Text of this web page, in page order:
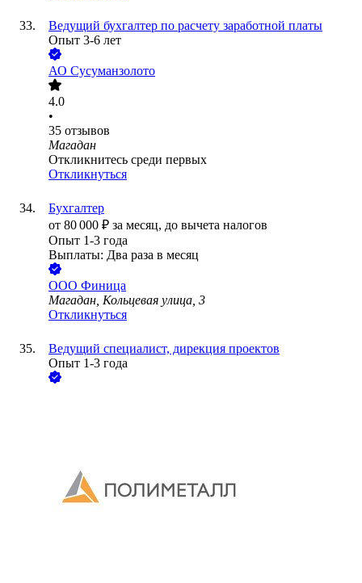
Ведущий бухгалтер по расчету заработной платы
Опыт 3-6 лет
АО Сусуманзолото
4.0
•
35 отзывов
Магадан
Откликнитесь среди первых
Откликнуться
Бухгалтер
от 80 000 ₽ за месяц, до вычета налогов
Опыт 1-3 года
Выплаты: Два раза в месяц
ООО Финица
Магадан, Кольцевая улица, 3
Откликнуться
Ведущий специалист, дирекция проектов
Опыт 1-3 года